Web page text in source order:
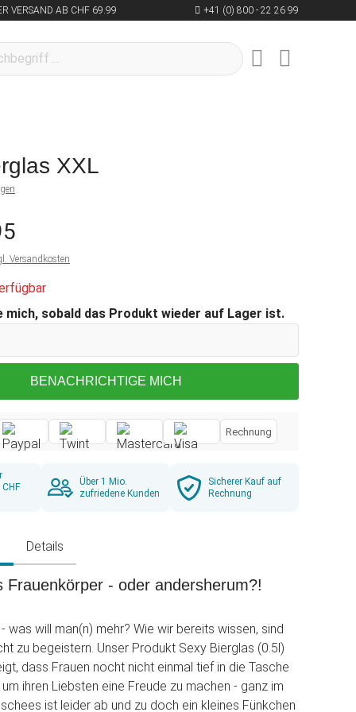
VERSAND AB CHF 69.99 +41 (0) 800 - 22 26 99
XXL
Versandkosten
mich, sobald das Produkt wieder auf Lager ist.
BENACHRICHTIGE MICH
Rechnung
Über 1 Mio.
zufriedene Kunden
Sicherer Kauf auf
Rechnung
Details
Frauenkörper - oder andersherum?!
was will man(n) mehr? Wie wir bereits wissen, sind
zu begeistern. Unser Produkt Sexy Bierglas (0.5l)
dass Frauen nocht nicht einmal tief in die Tasche
ihren Liebsten eine Freude zu machen - ganz im
ist leider ab und zu doch ein kleines Fünkchen